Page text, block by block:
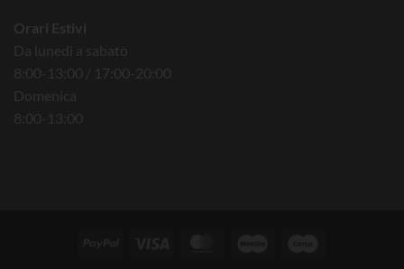
Orari Estivi
Da lunedì a sabato
8:00-13:00 / 17:00-20:00
Domenica
8:00-13:00